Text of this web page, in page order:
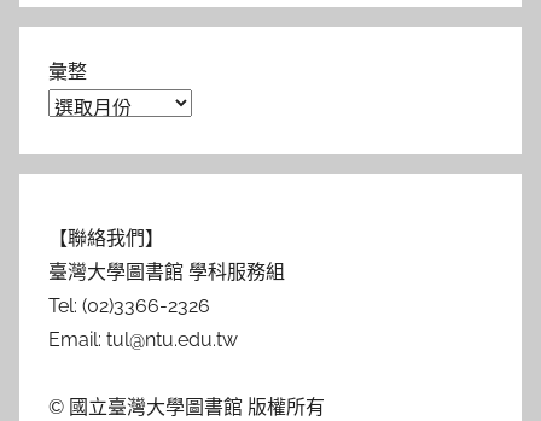
彙整
【聯絡我們】
臺灣大學圖書館 學科服務組
Tel: (02)3366-2326
Email: tul@ntu.edu.tw
© 國立臺灣大學圖書館 版權所有